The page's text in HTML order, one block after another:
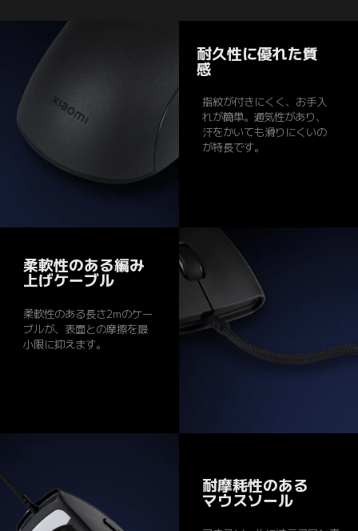
耐久性に優れた質
感
指紋が付きにくく、お手入
れが簡単。通気性があり、
汗をかいても滑りにくいの
が特長です。
柔軟性のある編み
上げケーブル
柔軟性のある長さ2mのケー
ブルが、表面との摩擦を最
小限に抑えます。
耐摩耗性のある
マウスソール